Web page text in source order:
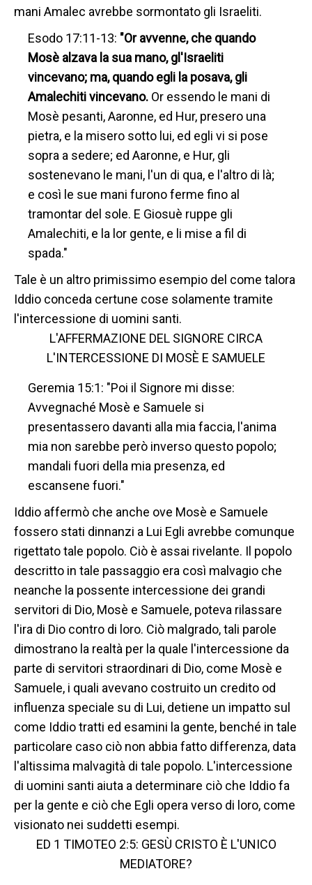
mani Amalec avrebbe sormontato gli Israeliti.
Esodo 17:11-13: "Or avvenne, che quando
Mosè alzava la sua mano, gl'Israeliti
vincevano; ma, quando egli la posava, gli
Amalechiti vincevano. Or essendo le mani di
Mosè pesanti, Aaronne, ed Hur, presero una
pietra, e la misero sotto lui, ed egli vi si pose
sopra a sedere; ed Aaronne, e Hur, gli
sostenevano le mani, l'un di qua, e l'altro di là;
e così le sue mani furono ferme fino al
tramontar del sole. E Giosuè ruppe gli
Amalechiti, e la lor gente, e li mise a fil di
spada."
Tale è un altro primissimo esempio del come talora
Iddio conceda certune cose solamente tramite
l'intercessione di uomini santi.
L'AFFERMAZIONE DEL SIGNORE CIRCA
L'INTERCESSIONE DI MOSÈ E SAMUELE
Geremia 15:1: "Poi il Signore mi disse:
Avvegnaché Mosè e Samuele si
presentassero davanti alla mia faccia, l'anima
mia non sarebbe però inverso questo popolo;
mandali fuori della mia presenza, ed
escansene fuori."
Iddio affermò che anche ove Mosè e Samuele
fossero stati dinnanzi a Lui Egli avrebbe comunque
rigettato tale popolo. Ciò è assai rivelante. Il popolo
descritto in tale passaggio era così malvagio che
neanche la possente intercessione dei grandi
servitori di Dio, Mosè e Samuele, poteva rilassare
l'ira di Dio contro di loro. Ciò malgrado, tali parole
dimostrano la realtà per la quale l'intercessione da
parte di servitori straordinari di Dio, come Mosè e
Samuele, i quali avevano costruito un credito od
influenza speciale su di Lui, detiene un impatto sul
come Iddio tratti ed esamini la gente, benché in tale
particolare caso ciò non abbia fatto differenza, data
l'altissima malvagità di tale popolo. L'intercessione
di uomini santi aiuta a determinare ciò che Iddio fa
per la gente e ciò che Egli opera verso di loro, come
visionato nei suddetti esempi.
ED 1 TIMOTEO 2:5: GESÙ CRISTO È L'UNICO
MEDIATORE?